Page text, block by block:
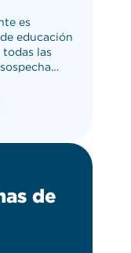
es
educación
todas las
de